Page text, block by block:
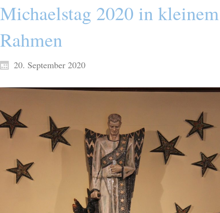
Michaelstag 2020 in kleinem
Rahmen
20. September 2020